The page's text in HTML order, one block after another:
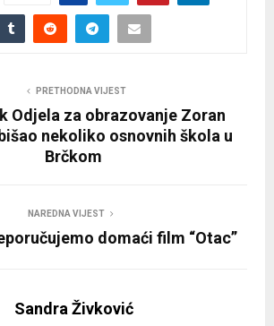
PRETHODNA VIJEST
Odjela za obrazovanje Zoran
nekoliko osnovnih škola u
Brčkom
NAREDNA VIJEST
domaći film “Otac”
Sandra Živković